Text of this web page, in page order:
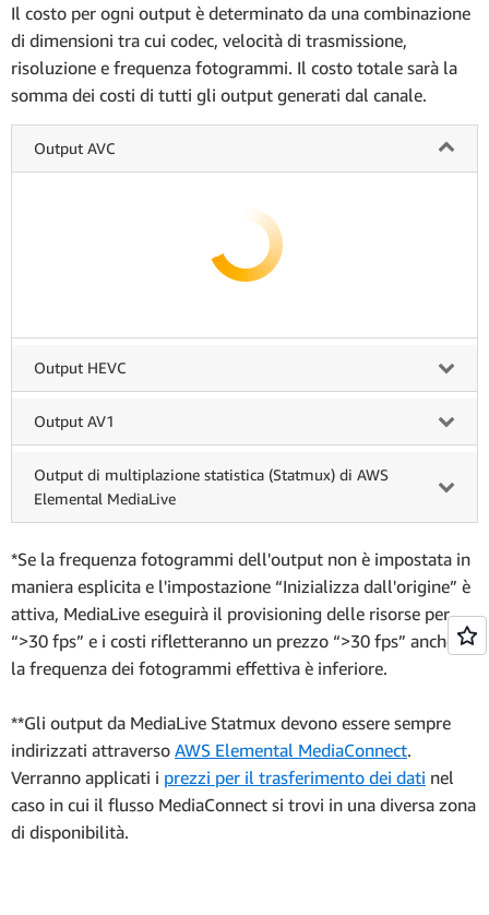
Il costo per ogni output è determinato da una combinazione
di dimensioni tra cui codec, velocità di trasmissione,
risoluzione e frequenza fotogrammi. Il costo totale sarà la
somma dei costi di tutti gli output generati dal canale.
Output AVC
Output HEVC
Output AV1
Output di multiplazione statistica (Statmux) di AWS
Elemental MediaLive
*Se la frequenza fotogrammi dell'output non è impostata in
maniera esplicita e l'impostazione “Inizializza dall'origine” è
attiva, MediaLive eseguirà il provisioning delle risorse per
“>30 fps” e i costi rifletteranno un prezzo “>30 fps” anche se
la frequenza dei fotogrammi effettiva è inferiore.
**Gli output da MediaLive Statmux devono essere sempre
indirizzati attraverso AWS Elemental MediaConnect.
Verranno applicati i prezzi per il trasferimento dei dati nel
caso in cui il flusso MediaConnect si trovi in una diversa zona
di disponibilità.